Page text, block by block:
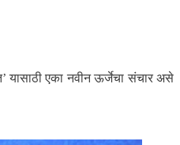
यासाठी एका नवीन ऊर्जेचा संचार असे